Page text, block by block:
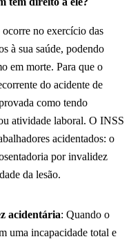
no exercício das
à sua saúde, podendo
em morte. Para que o
do acidente de
como tendo
atividade laboral. O INSS
acidentados: o
por invalidez
da lesão.
acidentária: Quando o
uma incapacidade total e